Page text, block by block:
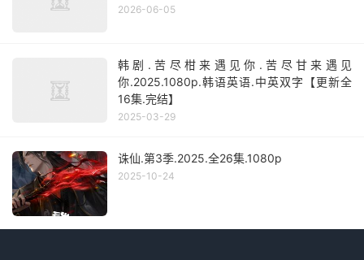
2026-06-05
韩剧.苦尽柑来遇见你.苦尽甘来遇见
你.2025.1080p.韩语英语.中英双字【更新全
16集.完结】
2025-03-29
诛仙.第3季.2025.全26集.1080p
2025-10-24